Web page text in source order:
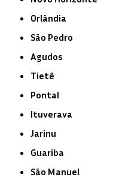
Orlândia
São Pedro
Agudos
Tietê
Pontal
Ituverava
Jarinu
Guariba
São Manuel